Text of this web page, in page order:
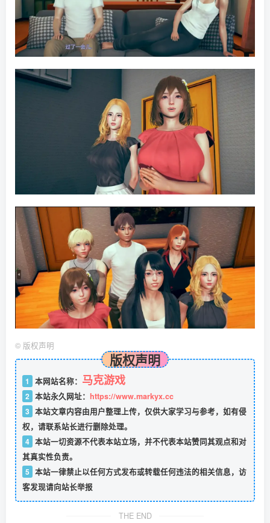
© 版权声明
版权声明
1 本网站名称： 马克游戏
2 本站永久网址： https://www.markyx.cc
3 本站文章内容由用户整理上传，仅供大家学习与参考，如有侵
权，请联系站长进行删除处理。
4 本站一切资源不代表本站立场，并不代表本站赞同其观点和对
其真实性负责。
5 本站一律禁止以任何方式发布或转载任何违法的相关信息，访
客发现请向站长举报
THE END